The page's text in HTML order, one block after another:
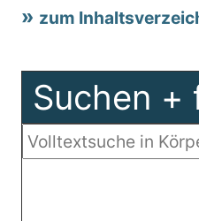
zum
Suchen +